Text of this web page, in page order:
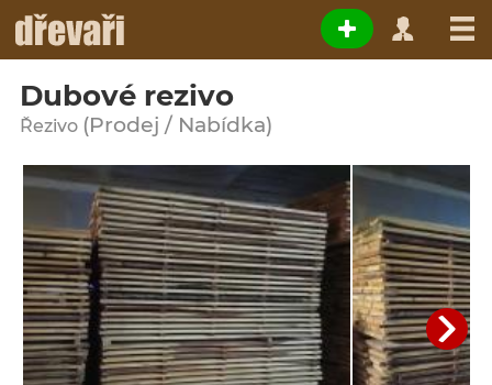
Dubové rezivo
Řezivo (Prodej / Nabídka)